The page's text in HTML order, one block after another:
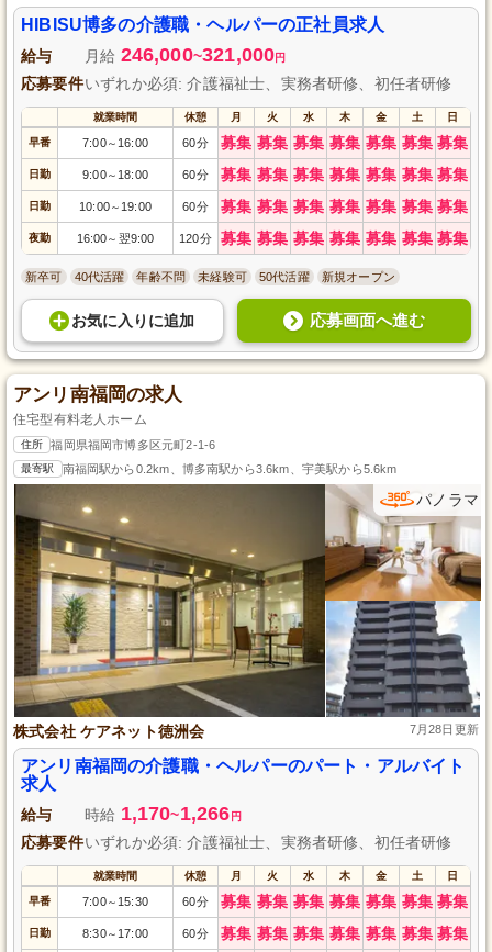
HIBISU博多の介護職・ヘルパーの正社員求人
給与 月給 246,000~321,000円
応募要件いずれか必須: 介護福祉士、実務者研修、初任者研修
就業時間 休憩 月 火 水 木 金 土 日
早番 7:00～ 16:00 60分 募集 募集 募集 募集 募集 募集 募集
日勤 9:00～ 18:00 60分 募集 募集 募集 募集 募集 募集 募集
日勤 10:00～ 19:00 60分 募集 募集 募集 募集 募集 募集 募集
夜勤 16:00～ 翌9:00 120分 募集 募集 募集 募集 募集 募集 募集
新卒可 40代活躍 年齢不問 未経験可 50代活躍 新規オープン
お気に入り に追加 応募画面へ進む
アンリ南福岡の求人
住宅型有料老人ホーム
住所 福岡県福岡市博多区元町2-1-6
最寄駅 南福岡駅から0.2km、博多南駅から3.6km、宇美駅から5.6km
パノラマ
株式会社 ケアネット徳洲会 7月28日更新
アンリ南福岡の介護職・ヘルパーのパート・アルバイト
求人
給与 時給 1,170~1,266 円
応募要件いずれか必須: 介護福祉士、実務者研修、初任者研修
就業時間 休憩 月 火 水 木 金 土 日
早番 7:00～ 15:30 60分 募集 募集 募集 募集 募集 募集 募集
日勤 8:30～ 17:00 60分 募集 募集 募集 募集 募集 募集 募集